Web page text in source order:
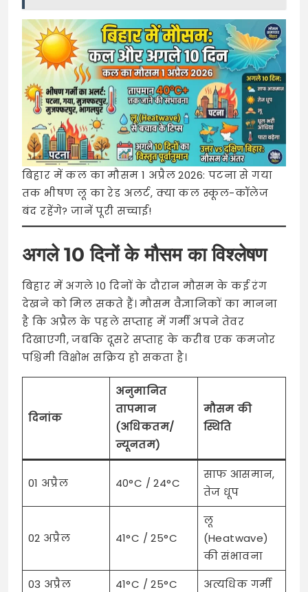
बिहार में कल का मौसम 1 अप्रैल 2026: पटना से गया
तक भीषण लू का रेड अलर्ट, क्या कल स्कूल-कॉलेज
बंद रहेंगे? जानें पूरी सच्चाई!
अगले 10 दिनों के मौसम का विश्लेषण
बिहार में अगले 10 दिनों के दौरान मौसम के कई रंग
देखने को मिल सकते हैं। मौसम वैज्ञानिकों का मानना
है कि अप्रैल के पहले सप्ताह में गर्मी अपने तेवर
दिखाएगी, जबकि दूसरे सप्ताह के करीब एक कमजोर
पश्चिमी विक्षोभ सक्रिय हो सकता है।
दिनांक
अनुमानित
तापमान
(अधिकतम/
न्यूनतम)
मौसम की
स्थिति
01 अप्रैल 40°C / 24°C
साफ आसमान,
तेज धूप
02 अप्रैल 41°C / 25°C
लू
(Heatwave)
की संभावना
03 अप्रैल
41°C / 25°C अत्यधिक गर्मी